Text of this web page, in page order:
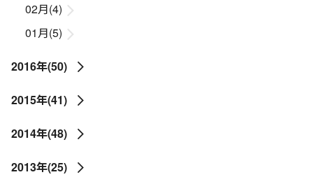
02月(4)
01月(5)
2016年(50)
2015年(41)
2014年(48)
2013年(25)